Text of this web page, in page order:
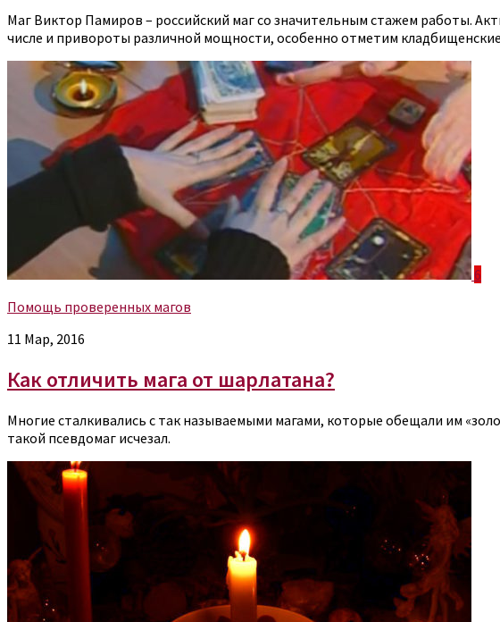
Маг Виктор Памиров – российский маг со значительным стажем работы.
числе и привороты различной мощности, особенно отметим
6
Помощь проверенных магов
11 Мар, 2016
Как отличить мага от шарлатана?
Многие сталкивались с так называемыми магами, которые обещали им
такой псевдомаг исчезал.